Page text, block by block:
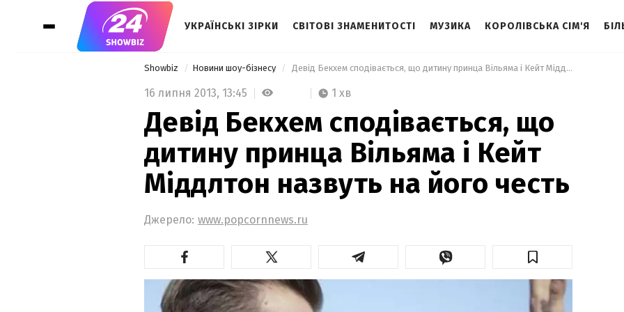
УКРАЇНСЬКІ ЗІРКИ СВІТОВІ ЗНАМЕНИТОСТІ МУЗИКА КОРОЛІВСЬКА СІМ'Я
Showbiz Новини шоу-бізнесу Девід Бекхем сподівається, що дитину принца Вільяма і Кейт Міддлтон назвуть на його честь
16 липня 2013, 13:45 1 хв
Девід Бекхем сподівається, що
дитину принца Вільяма і Кейт
Міддлтон назвуть на його честь
Джерело: www.popcornnews.ru